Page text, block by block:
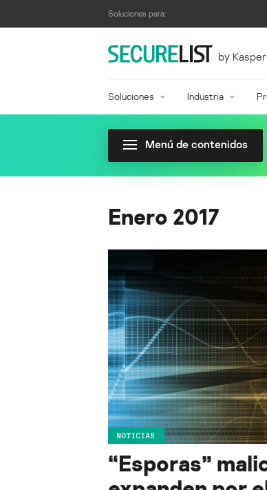
Soluciones para:
by
Soluciones Industria
Menú de contenidos
Enero 2017
NOTICIAS
“Esporas”